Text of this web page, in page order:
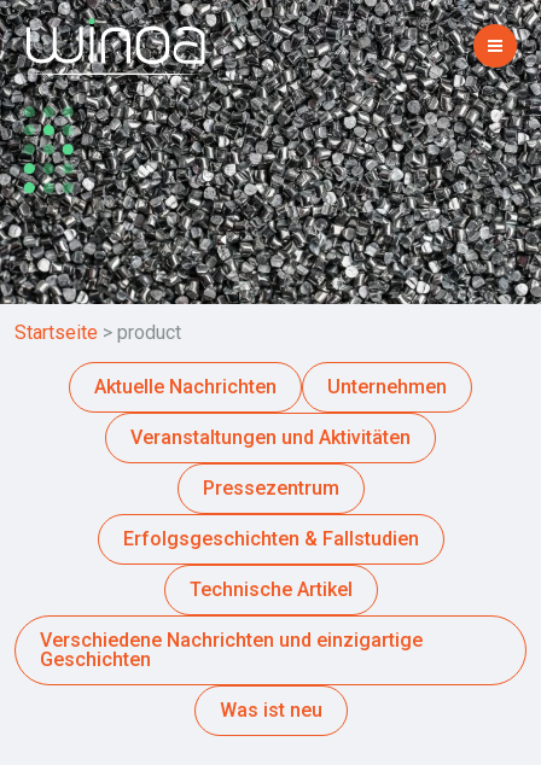
Startseite > product
Aktuelle Nachrichten Unternehmen
Veranstaltungen und Aktivitäten
Pressezentrum
Erfolgsgeschichten & Fallstudien
Technische Artikel
Verschiedene Nachrichten und einzigartige
Geschichten
Was ist neu